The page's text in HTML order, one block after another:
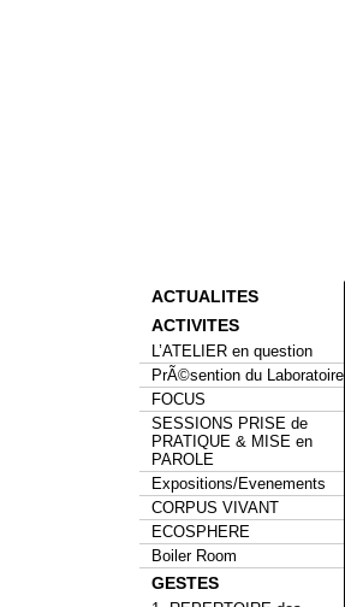
ACTUALITES
ACTIVITES
L’ATELIER en question
PrÃ©sention du Laboratoire
FOCUS
SESSIONS PRISE de
PRATIQUE & MISE en
PAROLE
Expositions/Evenements
CORPUS VIVANT
ECOSPHERE
Boiler Room
GESTES